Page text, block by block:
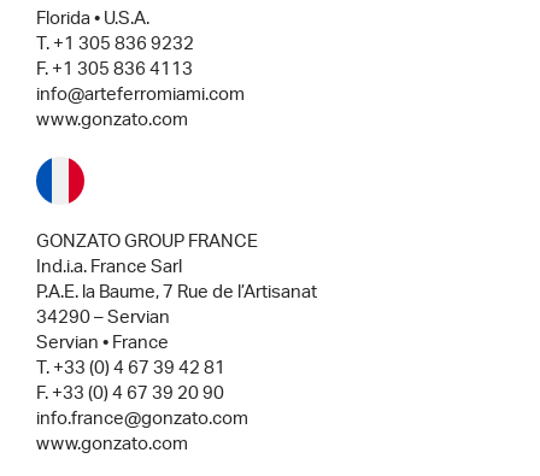
Florida • U.S.A.
T. +1 305 836 9232
F. +1 305 836 4113
info@arteferromiami.com
www.gonzato.com
GONZATO GROUP FRANCE
Ind.i.a. France Sarl
P.A.E. la Baume, 7 Rue de l’Artisanat
34290 – Servian
Servian • France
T. +33 (0) 4 67 39 42 81
F. +33 (0) 4 67 39 20 90
info.france@gonzato.com
www.gonzato.com